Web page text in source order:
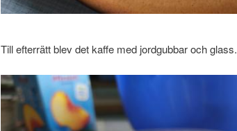
Till efterrätt blev det kaffe med jordgubbar och glass.